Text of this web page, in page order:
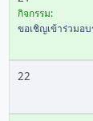
กิจกรรม:
ขอเชิญเข้าร่วมอ
22